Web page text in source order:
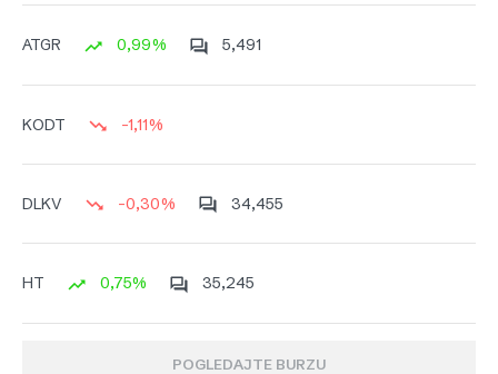
ATGR 0,99% 5,491
KODT -1,11%
DLKV -0,30% 34,455
HT 0,75% 35,245
POGLEDAJTE BURZU